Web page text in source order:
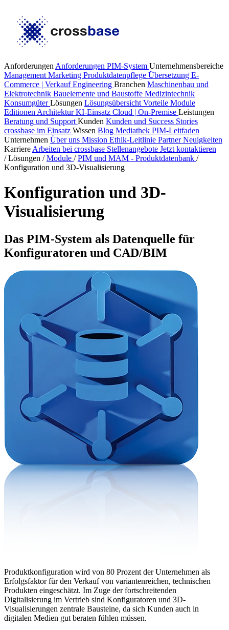
Anforderungen Anforderungen PIM-System Unternehmensbereiche
Management Marketing Produktdatenpflege Übersetzung E-
Commerce | VerkaufEngineering Branchen Maschinenbau und
Elektrotechnik Bauelemente und Baustoffe Medizintechnik
KonsumgüterLösungen Lösungsübersicht Vorteile Module
Editionen ArchitekturKI-Einsatz Cloud | On-Premise Leistungen
Beratung und Support Kunden Kunden und Success Stories
crossbase im Einsatz Wissen Blog Mediathek PIM-Leitfaden
Unternehmen Über uns Mission Ethik-Leitlinie PartnerNeuigkeiten
Karriere Arbeiten bei crossbase Stellenangebote Jetzt kontaktieren
/ Lösungen / Module / PIM und MAM - Produktdatenbank /
Konfiguration und 3D-Visualisierung
Konfiguration und 3D-
Visualisierung
Das PIM-System als Datenquelle für
Konfiguratoren und CAD/BIM
Produktkonfiguration wird von 80 Prozent der Unternehmen als
Erfolgsfaktor für den Verkauf von variantenreichen, technischen
Produkten eingeschätzt. Im Zuge der fortschreitenden
Digitalisierung im Vertrieb sind Konfiguratoren und 3D-
Visualisierungen zentrale Bausteine, da sich Kunden auch in
digitalen Medien gut beraten fühlen müssen.